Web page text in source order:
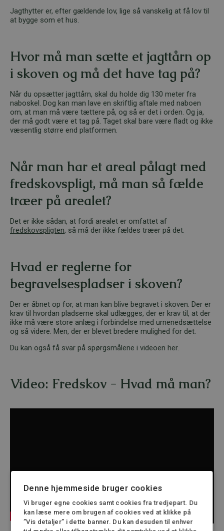
Jagthytter er, efter gældende lov, lige så vanskelig at få lov til
at bygge som et hus.
Hvor må man sætte et jagttårn op
i skoven og må det have tag på?
Når du opsætter jagttårn, skal du holde dig 130 meter fra
naboskel. Dog kan man lave en skriftlig aftale med naboen
om, at man må være tættere på, og så er det i orden. Og ja,
der må godt være et tag på. Taget skal bare være fladt og ikke
væsentlig større end platformen.
Når man har et areal pålagt med
fredskovspligt, må man så fælde
træer på arealet?
Det er ikke sådan, at fordi arealet er omfattet af
fredskovspligten, så må der ikke fældes træer på det.
Hvad er reglerne for
begravelsespladser i skoven?
Der er åbnet op for, at man kan blive begravet i skoven. Der er
krav til hvordan pladserne skal udlægges, der er krav til, at der
ikke må være store anlæg i forbindelse med urnenedsættelse
og så videre. Men, der er blevet bredere mulighed for det.
Du kan også få svar på spørgsmålene i videoen her.
Video: Fredskov - Hvad må man?
Denne hjemmeside bruger cookies
Vi bruger egne cookies samt cookies fra tredjepart. Du
kan læse mere om brugen af cookies ved at klikke på
”Vis detaljer” i dette banner. Du kan desuden til enhver